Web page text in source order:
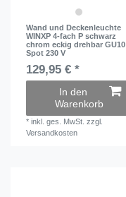
Wand und Deckenleuchte
WINXP 4-fach P schwarz
chrom eckig drehbar GU10
Spot 230 V
129,95 € *
In den
Warenkorb
*inkl. ges. MwSt. zzgl.
Versandkosten